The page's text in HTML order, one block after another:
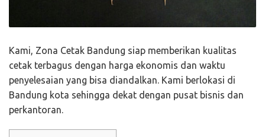
Kami, Zona Cetak Bandung siap memberikan kualitas
cetak terbagus dengan harga ekonomis dan waktu
penyelesaian yang bisa diandalkan. Kami berlokasi di
Bandung kota sehingga dekat dengan pusat bisnis dan
perkantoran.